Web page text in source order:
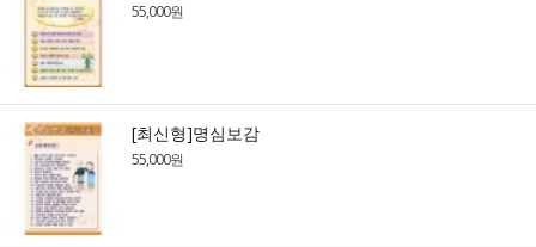
55,000원
[최신형]명심보감
55,000원